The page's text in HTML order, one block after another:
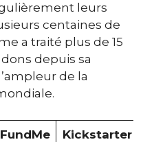
leurs
centaines de
a traité plus de 15
depuis sa
de la
Kickstarter